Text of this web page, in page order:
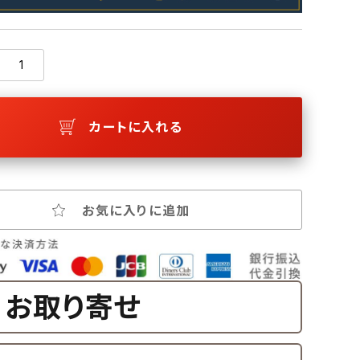
カートに入れる
お気に入りに追加
お取り寄せ